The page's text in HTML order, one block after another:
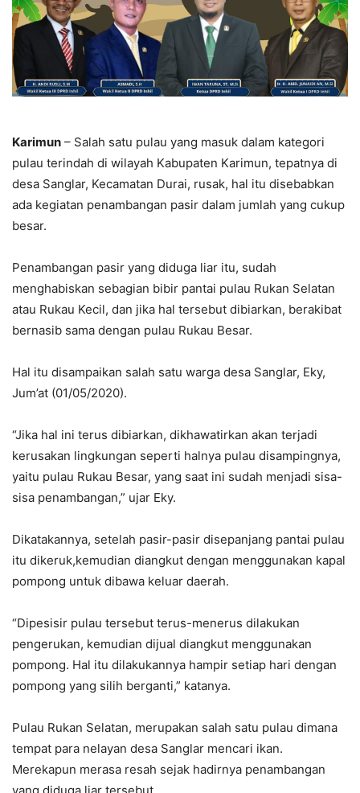
Karimun – Salah satu pulau yang masuk dalam kategori
pulau terindah di wilayah Kabupaten Karimun, tepatnya di
desa Sanglar, Kecamatan Durai, rusak, hal itu disebabkan
ada kegiatan penambangan pasir dalam jumlah yang cukup
besar.
Penambangan pasir yang diduga liar itu, sudah
menghabiskan sebagian bibir pantai pulau Rukan Selatan
atau Rukau Kecil, dan jika hal tersebut dibiarkan, berakibat
bernasib sama dengan pulau Rukau Besar.
Hal itu disampaikan salah satu warga desa Sanglar, Eky,
Jum’at (01/05/2020).
“Jika hal ini terus dibiarkan, dikhawatirkan akan terjadi
kerusakan lingkungan seperti halnya pulau disampingnya,
yaitu pulau Rukau Besar, yang saat ini sudah menjadi sisa-
sisa penambangan,” ujar Eky.
Dikatakannya, setelah pasir-pasir disepanjang pantai pulau
itu dikeruk,kemudian diangkut dengan menggunakan kapal
pompong untuk dibawa keluar daerah.
“Dipesisir pulau tersebut terus-menerus dilakukan
pengerukan, kemudian dijual diangkut menggunakan
pompong. Hal itu dilakukannya hampir setiap hari dengan
pompong yang silih berganti,” katanya.
Pulau Rukan Selatan, merupakan salah satu pulau dimana
tempat para nelayan desa Sanglar mencari ikan.
Merekapun merasa resah sejak hadirnya penambangan
yang diduga liar tersebut.